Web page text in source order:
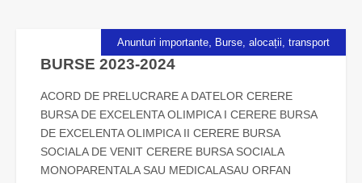
Anunturi importante Burse, alocații, transport
BURSE 2023-2024
ACORD DE PRELUCRARE A DATELOR CERERE
BURSA DE EXCELENTA OLIMPICA I CERERE BURSA
DE EXCELENTA OLIMPICA II CERERE BURSA
SOCIALA DE VENIT CERERE BURSA SOCIALA
MONOPARENTALA SAU MEDICALASAU ORFAN